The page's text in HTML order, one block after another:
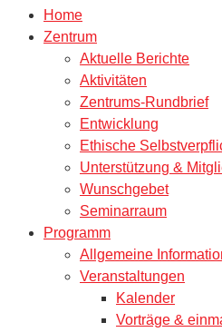
Home
Zentrum
Aktuelle Berichte
Aktivitäten
Zentrums-Rundbrief
Entwicklung
Ethische
Unterstützung &
Wunschgebet
Seminarraum
Programm
Allgemeine
Veranstaltungen
Kalender
Vorträge &